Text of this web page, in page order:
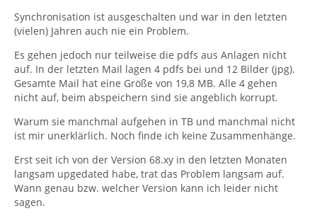
Synchronisation ist ausgeschalten und war in den letzten
(vielen) Jahren auch nie ein Problem.
Es gehen jedoch nur teilweise die pdfs aus Anlagen nicht
auf. In der letzten Mail lagen 4 pdfs bei und 12 Bilder (jpg).
Gesamte Mail hat eine Größe von 19,8 MB. Alle 4 gehen
nicht auf, beim abspeichern sind sie angeblich korrupt.
Warum sie manchmal aufgehen in TB und manchmal nicht
ist mir unerklärlich. Noch finde ich keine Zusammenhänge.
Erst seit ich von der Version 68.xy in den letzten Monaten
langsam upgedated habe, trat das Problem langsam auf.
Wann genau bzw. welcher Version kann ich leider nicht
sagen.